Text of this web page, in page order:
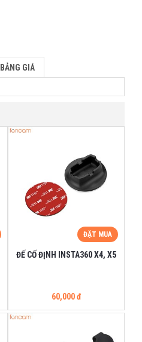
BẢNG GIÁ
ĐẶT MUA
ĐẾ CỐ ĐỊNH INSTA360 X4, X5
60,000 đ